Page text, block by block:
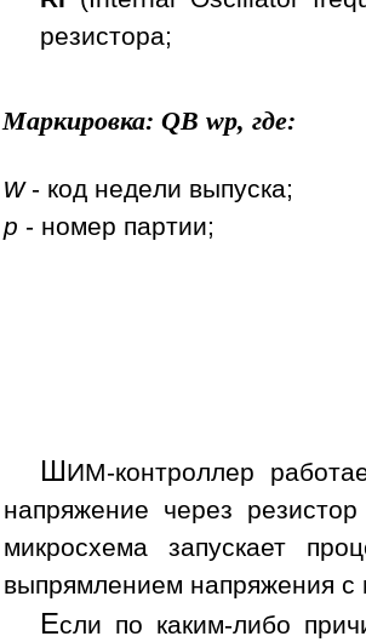
резистора;
Маркировка: QB wp, где:
w- код недели выпуска;
p - номер партии;
ШИМ-контроллер
напряжение через
микросхема запускает
выпрямлением напряжения с
Если по каким-либо